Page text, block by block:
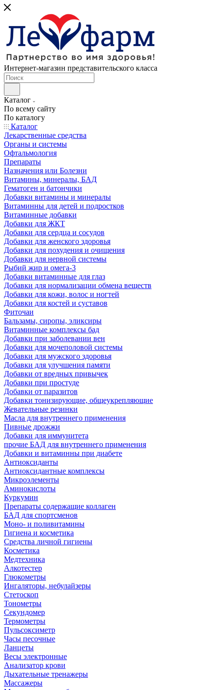
Интернет-магазин представительского класса
Каталог
По всему сайту
По каталогу
Каталог
Лекарственные средства
Органы и системы
Офтальмология
Препараты
Назначения или Болезни
Витамины, минералы, БАД
Гематоген и батончики
Добавки витамины и минералы
Витаминны для детей и подростков
Витаминные добавки
Добавки для ЖКТ
Добавки для сердца и сосудов
Добавки для женского здоровья
Добавки для похудения и очищения
Добавки для нервной системы
Рыбий жир и омега-3
Добавки витаминные для глаз
Добавки для нормализации обмена веществ
Добавки для кожи, волос и ногтей
Добавки для костей и суставов
Фиточаи
Бальзамы, сиропы, эликсиры
Витаминные комплексы бад
Добавки при заболевании вен
Добавки для мочеполовой системы
Добавки для мужского здоровья
Добавки для улучшения памяти
Добавки от вредных привычек
Добавки при простуде
Добавки от паразитов
Добавки тонизирующие, общеукрепляющие
Жевательные резинки
Масла для внутреннего применения
Пивные дрожжи
Добавки для иммунитета
прочие БАД для внутреннего применения
Добавки и витаминны при диабете
Антиоксиданты
Антиоксидантные комплексы
Микроэлементы
Аминокислоты
Куркумин
Препараты содержащие коллаген
БАД для спортсменов
Моно- и поливитамины
Гигиена и косметика
Средства личной гигиены
Косметика
Медтехника
Алкотестер
Глюкометры
Ингаляторы, небулайзеры
Стетоскоп
Тонометры
Секундомер
Термометры
Пульсоксиметр
Часы песочные
Ланцеты
Весы электронные
Анализатор крови
Дыхательные тренажеры
Массажеры